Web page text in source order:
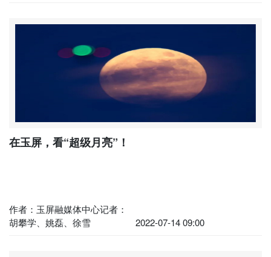
在玉屏，看“超级月亮”！
作者：玉屏融媒体中心记者：
胡攀学、姚磊、徐雪
2022-07-14 09:00